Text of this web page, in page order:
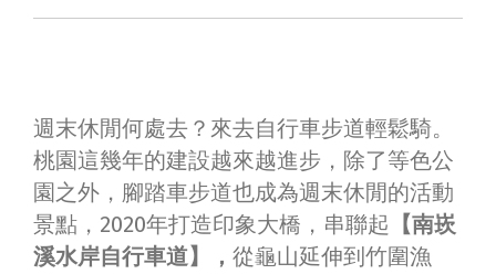
週末休閒何處去？來去自行車步道輕鬆騎。
桃園這幾年的建設越來越進步，除了等色公
園之外，腳踏車步道也成為週末休閒的活動
景點，2020年打造印象大橋，串聯起 【南崁
溪水岸自行車道】， 從龜山延伸到竹圍漁